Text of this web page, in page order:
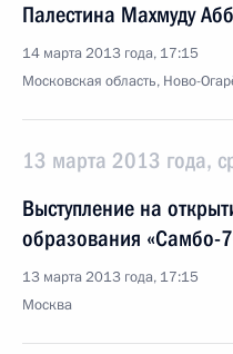
Палестина Махмуду
14 марта 2013 года, 17:15
Московская область, Ново-
13 марта 2013 года,
Выступление на
образования «Самбо-
13 марта 2013 года, 17:15
Москва